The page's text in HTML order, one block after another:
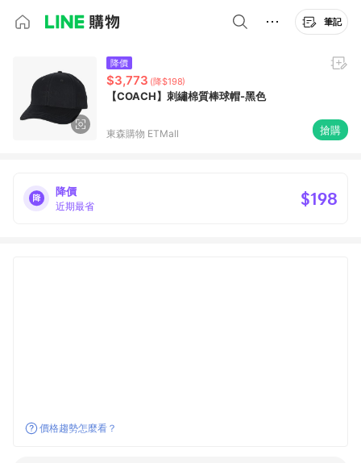
筆記
降價
$3,773 (降$198)
【COACH】刺繡棉質棒球帽-黑色
東森購物 ETMall 搶購
降價
近期最省 $198
價格趨勢怎麼看？